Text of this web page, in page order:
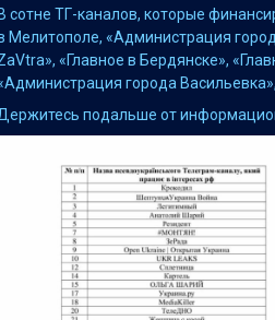
В сотне ТГ-каналов, которые
Мелитополе, «Администрация
«Главное в Бердянске»,
города
подальше от